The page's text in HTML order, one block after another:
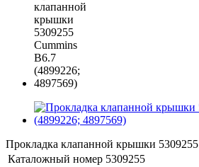
Прокладка клапанной крышки 5309255
Каталожный номер 5309255